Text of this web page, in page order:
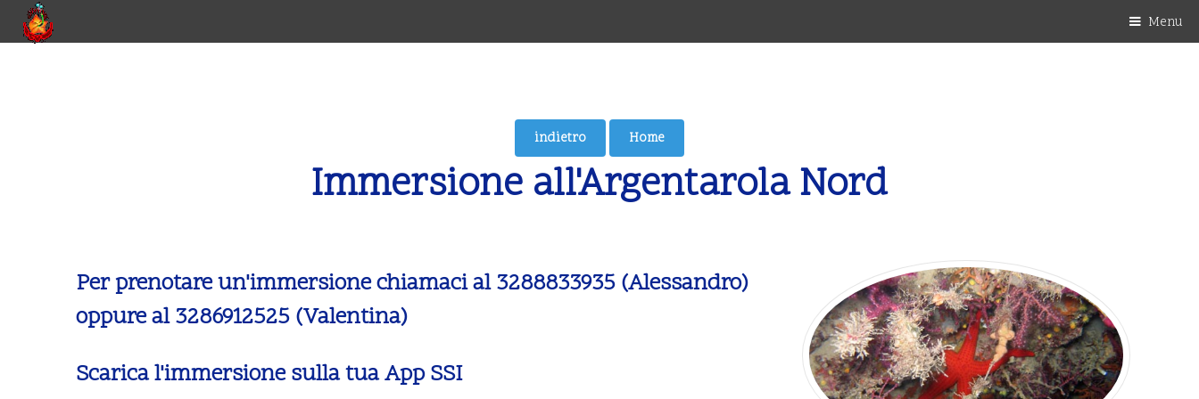
Menu
Immersione all'Argentarola Nord
Per prenotare un'immersione chiamaci al 3288833935 (Alessandro)
oppure al 3286912525 (Valentina)
Scarica l'immersione sulla tua App SSI